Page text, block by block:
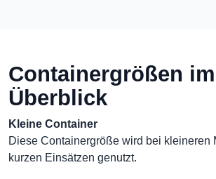
Containergrößen im
Überblick
Kleine Container
Diese Containergröße wird bei kleineren
kurzen Einsätzen genutzt.